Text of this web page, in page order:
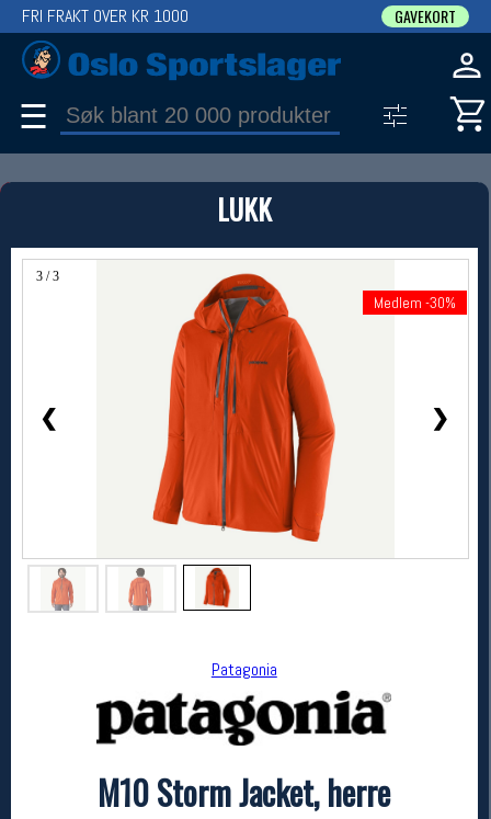
LUKK
3 / 3
❮ ❯
Medlem -30%
Patagonia
M10 Storm Jacket, herre
FRI FRAKT OVER KR 1000 GAVEKORT
☰
PRODUKT
Produkter (1)
Bruk filter til å spisse søket
Patagonia